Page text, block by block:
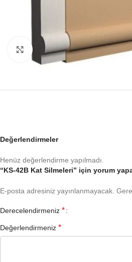
Büyütmek için tıklayın
Değerlendirmeler
Henüz değerlendirme yapılmadı.
“KS-42B Kat Silmeleri” için yorum
E-posta adresiniz yayınlanmayacak.
Derecelendirmeniz *
Değerlendirmeniz *